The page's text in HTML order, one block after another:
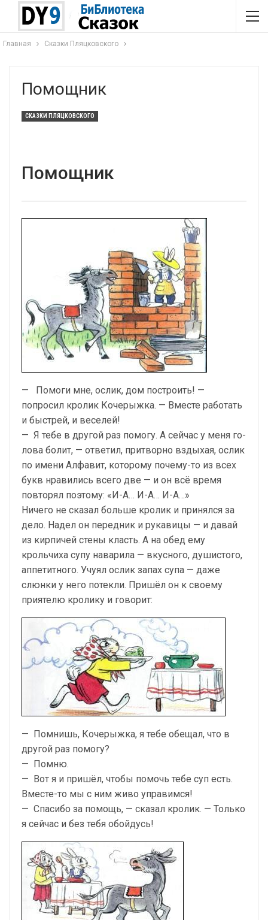
Главная Сказки Пляцковского
Помощник
СКАЗКИ ПЛЯЦКОВСКОГО
Помощник
— Помоги мне, ослик, дом построить! —
попросил кролик Кочерыжка. — Вместе работать
и быстрей, и веселей!
— Я тебе в другой раз помогу. А сейчас у меня го­
лова болит, — ответил, притворно вздыхая, ослик
по имени Алфавит, которому почему-то из всех
букв нра­вились всего две — и он всё время
повторял поэтому: «И-А… И-А… И-А…»
Ничего не сказал больше кролик и принялся за
де­ло. Надел он передник и рукавицы — и давай
из кир­пичей стены класть. А на обед ему
крольчиха супу наварила — вкусно­го, душистого,
аппетитного. Учуял ослик запах супа — даже
слюнки у него потек­ли. Пришёл он к своему
приятелю кролику и говорит:
— Помнишь, Кочерыжка, я тебе обещал, что в
дру­гой раз помогу?
— Помню.
— Вот я и пришёл, чтобы помочь тебе суп есть.
Вместе-то мы с ним живо управимся!
— Спасибо за помощь, — сказал кролик. — Толь­ко
я сейчас и без тебя обойдусь!